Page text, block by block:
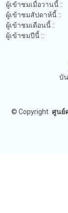
ผู้เข้าชมเมื่อวานนี้ ::
ผู้เข้าชมสัปดาห์นี้ ::
ผู้เข้าชมเดือนนี้ ::
ผู้เข้าชมปีนี้ ::
บั
© Copyright ศูนย์